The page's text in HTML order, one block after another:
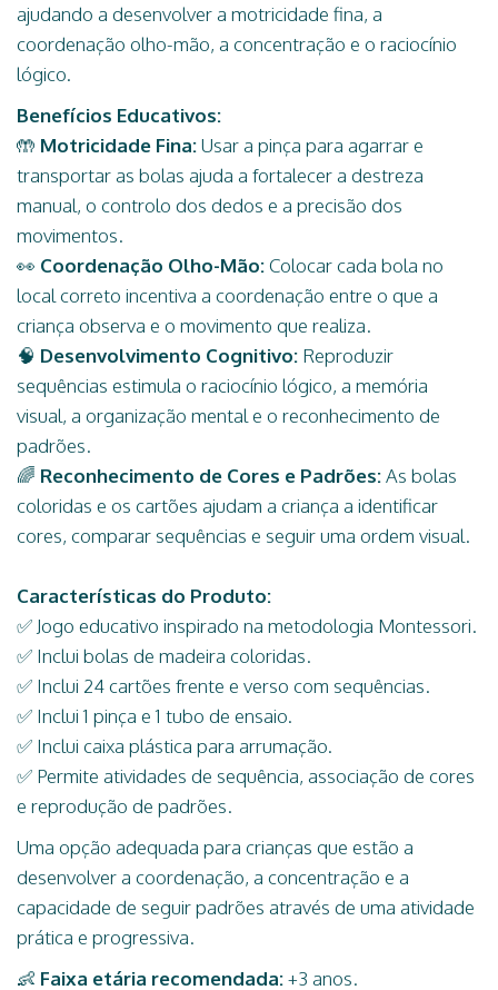
ajudando a desenvolver a motricidade fina, a
coordenação olho-mão, a concentração e o raciocínio
lógico.
Benefícios Educativos:
🤲 Motricidade Fina:Usar a pinça para agarrar e
transportar as bolas ajuda a fortalecer a destreza
manual, o controlo dos dedos e a precisão dos
movimentos.
👀 Coordenação Olho-Mão:Colocar cada bola no
local correto incentiva a coordenação entre o que a
criança observa e o movimento que realiza.
🧠 Desenvolvimento Cognitivo: Reproduzir
sequências estimula o raciocínio lógico, a memória
visual, a organização mental e o reconhecimento de
padrões.
🌈 Reconhecimento de Cores e Padrões:As bolas
coloridas e os cartões ajudam a criança a identificar
cores, comparar sequências e seguir uma ordem visual.
Características do Produto:
✅ Jogo educativo inspirado na metodologia Montessori.
✅ Inclui bolas de madeira coloridas.
✅ Inclui 24 cartões frente e verso com sequências.
✅ Inclui 1 pinça e 1 tubo de ensaio.
✅ Inclui caixa plástica para arrumação.
✅ Permite atividades de sequência, associação de cores
e reprodução de padrões.
Uma opção adequada para crianças que estão a
desenvolver a coordenação, a concentração e a
capacidade de seguir padrões através de uma atividade
prática e progressiva.
👶 Faixa etária recomendada:+3 anos.